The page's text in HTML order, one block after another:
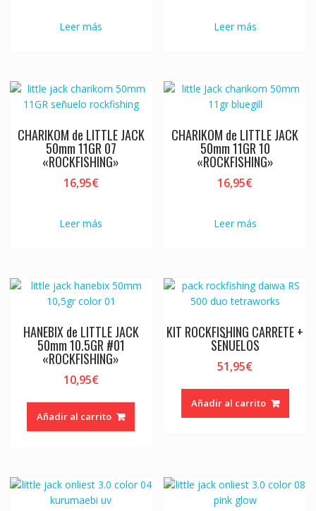
Leer más Leer más
CHARIKOM de LITTLE JACK
50mm 11GR 07
«ROCKFISHING»
16,95€
Leer más
CHARIKOM de LITTLE JACK
50mm 11GR 10
«ROCKFISHING»
16,95€
Leer más
HANEBIX de LITTLE JACK
50mm 10.5GR #01
«ROCKFISHING»
10,95€
Añadir al carrito
KIT ROCKFISHING CARRETE +
SEÑUELOS
51,95€
Añadir al carrito